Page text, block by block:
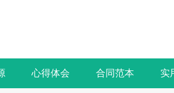
心得体会 合同范本 实